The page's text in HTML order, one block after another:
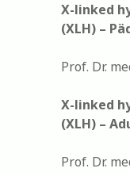
X-linked
(XLH) –
Prof. Dr.
X-linked
(XLH) –
Prof. Dr.